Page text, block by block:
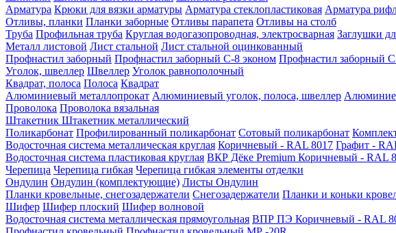
Арматура Крюки для вязки арматуры Арматура стеклопластиковая Арматура
Отливы, планки Планки заборные Отливы парапета Отливы на столб
Труба Профильная труба Круглая водогазопроводная, электросварная Заглушки
Металл листовой Лист стальной Лист стальной оцинкованный
Профнастил заборный Профнастил заборный С-8 эконом Профнастил заборный
Уголок, швеллер Швеллер Уголок равнополочный
Квадрат, полоса Полоса Квадрат
Алюминиевый металлопрокат Алюминиевый уголок, полоса, швеллер
Проволока Проволока вязальная
Штакетник Штакетник металлический
Поликарбонат Профилированный поликарбонат Сотовый поликарбонат
Водосточная система металлическая круглая Коричневый - RAL 8017 Графит -
Водосточная система пластиковая круглая ВКР Дёке Premium Коричневый - RAL
Черепица Черепица гибкая Черепица гибкая элементы отделки
Ондулин Ондулин (комплектующие) Листы Ондулин
Планки кровельные, снегозадержатели Снегозадержатели Планки и коньки
Шифер Шифер плоский Шифер волновой
Водосточная система металлическая прямоугольная ВПР ПЭ Коричневый - RAL